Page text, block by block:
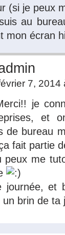
(si je peux
au
mon écran
7, 2014
je
et
de bureau
fait partie
peux me
journée, et
un brin de ta